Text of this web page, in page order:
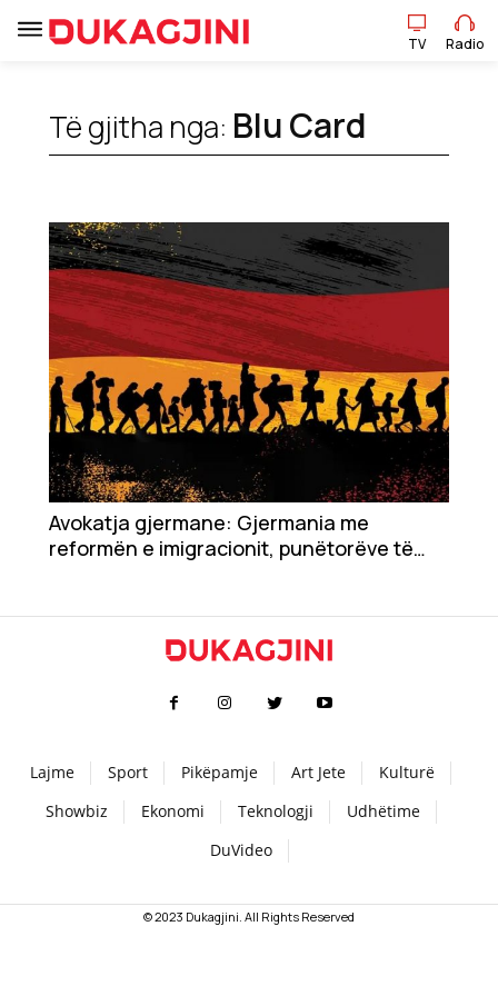
Lajme
Pikëpamje
Art Jete
Kulturë
Showbiz
Ekonomi
Teknologji
TV Radio
Të gjitha nga: Blu Card
Avokatja gjermane: Gjermania me
reformën e imigracionit, punëtorëve të
Lajme Sport Pikëpamje Art Jete
Kulturë
Showbiz
Ekonomi Teknologji
Udhëtime
DuVideo
© 2023 Dukagjini. All Rights Reserved